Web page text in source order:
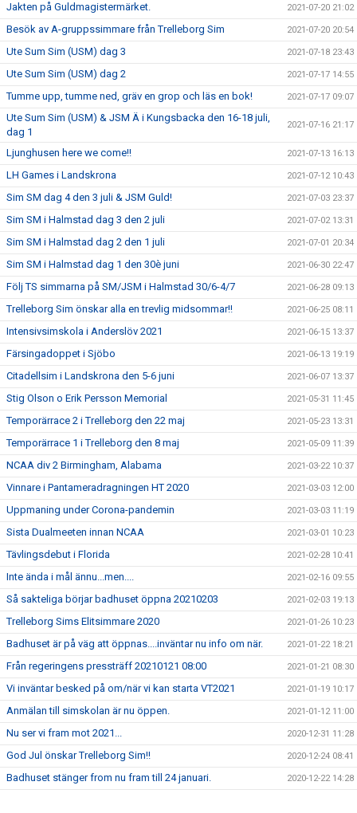
Jakten på Guldmagistermärket. 2021-07-20 21:02
Besök av A-gruppssimmare från Trelleborg Sim 2021-07-20 20:54
Ute Sum Sim (USM) dag 3 2021-07-18 23:43
Ute Sum Sim (USM) dag 2 2021-07-17 14:55
Tumme upp, tumme ned, gräv en grop och läs en bok! 2021-07-17 09:07
Ute Sum Sim (USM) & JSM Ä i Kungsbacka den 16-18 juli,
dag 1
2021-07-16 21:17
Ljunghusen here we come!! 2021-07-13 16:13
LH Games i Landskrona 2021-07-12 10:43
Sim SM dag 4 den 3 juli & JSM Guld! 2021-07-03 23:37
Sim SM i Halmstad dag 3 den 2 juli 2021-07-02 13:31
Sim SM i Halmstad dag 2 den 1 juli 2021-07-01 20:34
Sim SM i Halmstad dag 1 den 30è juni 2021-06-30 22:47
Följ TS simmarna på SM/JSM i Halmstad 30/6-4/7 2021-06-28 09:13
Trelleborg Sim önskar alla en trevlig midsommar!! 2021-06-25 08:11
Intensivsimskola i Anderslöv 2021 2021-06-15 13:37
Färsingadoppet i Sjöbo 2021-06-13 19:19
Citadellsim i Landskrona den 5-6 juni 2021-06-07 13:37
Stig Olson o Erik Persson Memorial 2021-05-31 11:45
Temporärrace 2 i Trelleborg den 22 maj 2021-05-23 13:31
Temporärrace 1 i Trelleborg den 8 maj 2021-05-09 11:39
NCAA div 2 Birmingham, Alabama 2021-03-22 10:37
Vinnare i Pantameradragningen HT 2020 2021-03-03 12:00
Uppmaning under Corona-pandemin 2021-03-03 11:19
Sista Dualmeeten innan NCAA 2021-03-01 10:23
Tävlingsdebut i Florida 2021-02-28 10:41
Inte ända i mål ännu...men.... 2021-02-16 09:55
Så sakteliga börjar badhuset öppna 20210203 2021-02-03 19:13
Trelleborg Sims Elitsimmare 2020 2021-01-26 10:23
Badhuset är på väg att öppnas....inväntar nu info om när. 2021-01-22 18:21
Från regeringens pressträff 20210121 08:00 2021-01-21 08:30
Vi inväntar besked på om/när vi kan starta VT2021 2021-01-19 10:17
Anmälan till simskolan är nu öppen. 2021-01-12 11:00
Nu ser vi fram mot 2021... 2020-12-31 11:28
God Jul önskar Trelleborg Sim!! 2020-12-24 08:41
Badhuset stänger from nu fram till 24 januari. 2020-12-22 14:28